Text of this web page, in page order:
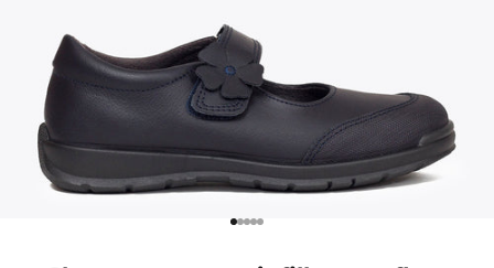
Aller à l'élément 1
Aller à l'élément 2
Aller à l'élément 3
Aller à l'élément 4
Aller à l'élément 5